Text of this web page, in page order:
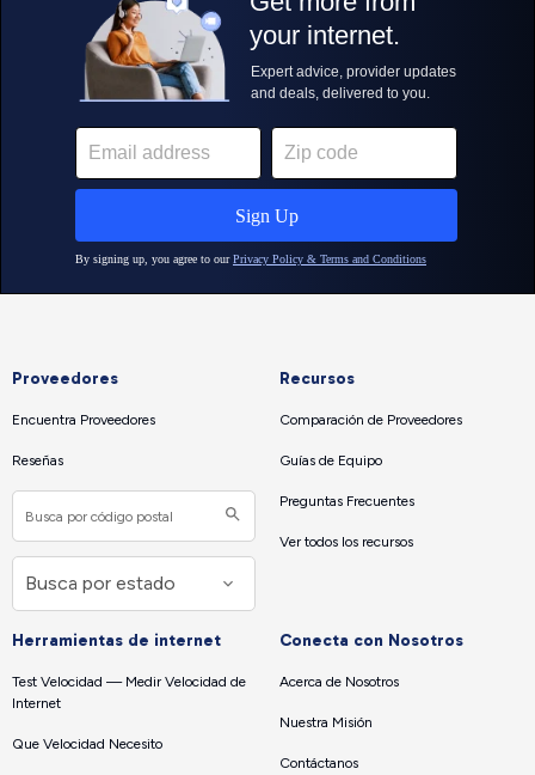
Proveedores
Encuentra Proveedores
Reseñas
Recursos
Comparación de Proveedores
Guías de Equipo
Preguntas Frecuentes
Ver todos los recursos
Herramientas de internet
Test Velocidad — Medir Velocidad de
Internet
Que Velocidad Necesito
Conecta con Nosotros
Acerca de Nosotros
Nuestra Misión
Contáctanos